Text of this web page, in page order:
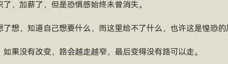
，加薪了，但是恐惧感始终未曾消失。
想，知道自己想要什么，而这里给不了什么，也许这是惶恐的
果没有改变，路会越走越窄，最后变得没有路可以走。